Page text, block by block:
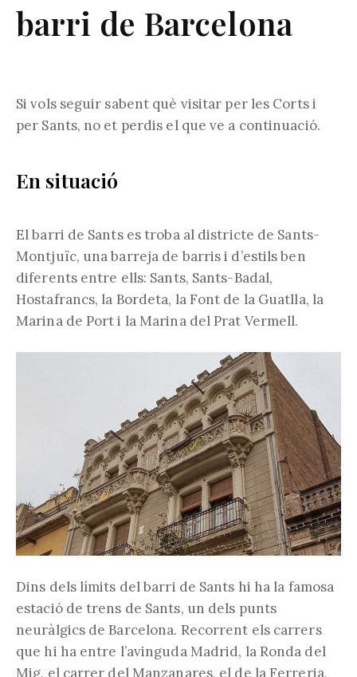
barri de Barcelona
Si vols seguir sabent què visitar per les Corts i
per Sants, no et perdis el que ve a continuació.
En situació
El barri de Sants es troba al districte de Sants-
Montjuïc, una barreja de barris i d’estils ben
diferents entre ells: Sants, Sants-Badal,
Hostafrancs, la Bordeta, la Font de la Guatlla, la
Marina de Port i la Marina del Prat Vermell.
Dins dels límits del barri de Sants hi ha la famosa
estació de trens de Sants, un dels punts
neuràlgics de Barcelona. Recorrent els carrers
que hi ha entre l’avinguda Madrid, la Ronda del
Mig, el carrer del Manzanares, el de la Ferreria,